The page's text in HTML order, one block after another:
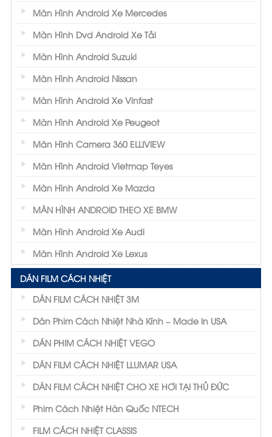
Màn Hình Android Xe Mercedes
Màn Hình Dvd Android Xe Tải
Màn Hình Android Suzuki
Màn Hình Android Nissan
Màn Hình Android Xe Vinfast
Màn Hình Android Xe Peugeot
Màn Hình Camera 360 ELLIVIEW
Màn Hình Android Vietmap Teyes
Màn Hình Android Xe Mazda
MÀN HÌNH ANDROID THEO XE BMW
Màn Hình Android Xe Audi
Màn Hình Android Xe Lexus
DÁN FILM CÁCH NHIỆT
DÁN FILM CÁCH NHIỆT 3M
Dán Phim Cách Nhiệt Nhà Kính – Made In USA
DÁN PHIM CÁCH NHIỆT VEGO
DÁN FILM CÁCH NHIỆT LLUMAR USA
DÁN FILM CÁCH NHIỆT CHO XE HƠI TẠI THỦ ĐỨC
Phim Cách Nhiệt Hàn Quốc NTECH
FILM CÁCH NHIỆT CLASSIS